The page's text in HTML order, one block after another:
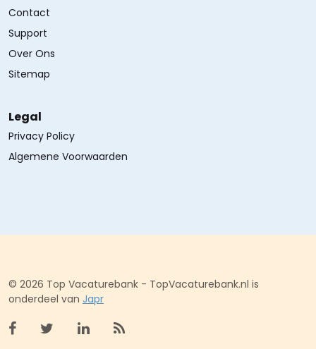
Contact
Support
Over Ons
Sitemap
Legal
Privacy Policy
Algemene Voorwaarden
© 2026 Top Vacaturebank - TopVacaturebank.nl is
onderdeel van Japr
Bekijk facebook
Bekijk X (twitter)
Bekijk linkedin
Bekijk rss